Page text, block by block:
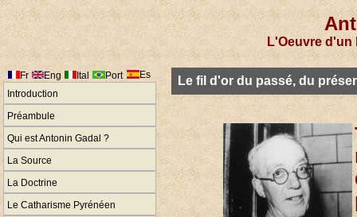
L'Oeuvre
Fr Eng Ital Port
Es
Introduction
Préambule
Qui est Antonin Gadal ?
La Source
La Doctrine
Le Catharisme Pyrénéen
Le fil d'or du passé, du